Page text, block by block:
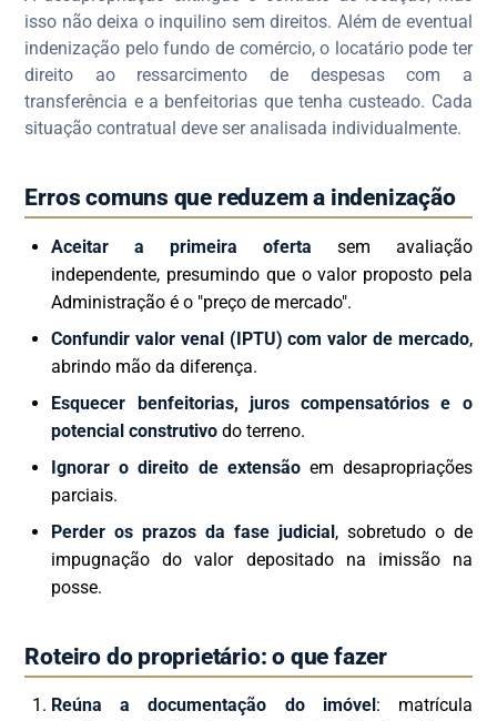
isso não deixa o inquilino sem direitos. Além de eventual
indenização pelo fundo de comércio, o locatário pode ter
direito ao ressarcimento de despesas com a
transferência e a benfeitorias que tenha custeado. Cada
situação contratual deve ser analisada individualmente.
Erros comuns que reduzem a indenização
Aceitar a primeira oferta sem avaliação
independente, presumindo que o valor proposto pela
Administração é o "preço de mercado".
Confundir valor venal (IPTU) com valor de mercado,
abrindo mão da diferença.
Esquecer benfeitorias, juros compensatórios e o
potencial construtivo do terreno.
Ignorar o direito de extensãoem desapropriações
parciais.
Perder os prazos da fase judicial, sobretudo o de
impugnação do valor depositado na imissão na
posse.
Roteiro do proprietário: o que fazer
Reúna a documentação do imóvel : matrícula